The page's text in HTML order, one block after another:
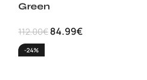
Green
112.00€ 84.99€
-24%